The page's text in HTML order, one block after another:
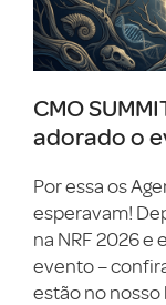
CMO
adorado o
Por essa os
esperavam!
na NRF 2026 e
evento –
estão no nosso